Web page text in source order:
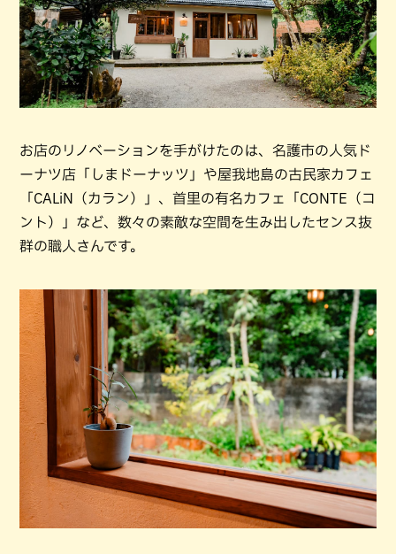
お店のリノベーションを手がけたのは、名護市の人気ド
ーナツ店「しまドーナッツ」や屋我地島の古民家カフェ
「CALiN（カラン）」、首里の有名カフェ「CONTE（コ
ント）」など、数々の素敵な空間を生み出したセンス抜
群の職人さんです。